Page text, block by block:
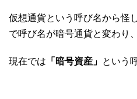
仮想通貨という呼び名から怪
で呼び名が暗号通貨と変わり、
現在では 「暗号資産」 という